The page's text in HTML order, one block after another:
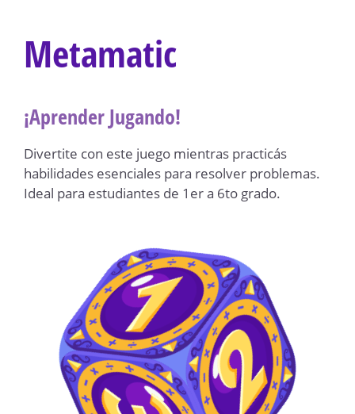
Metamatic
¡Aprender Jugando!
Divertite con este juego mientras practicás
habilidades esenciales para resolver problemas.
Ideal para estudiantes de 1er a 6to grado.